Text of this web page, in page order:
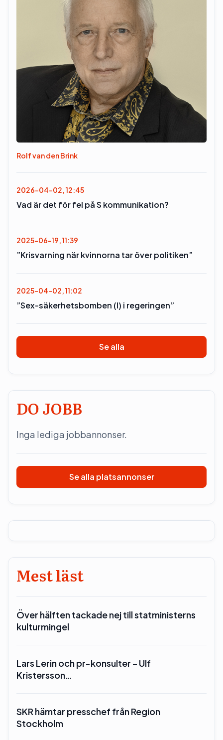
Rolf van den Brink
2026-04-02, 12:45
Vad är det för fel på S kommunikation?
2025-06-19, 11:39
”Krisvarning när kvinnorna tar över politiken”
2025-04-02, 11:02
”Sex-säkerhetsbomben (l) i regeringen”
Se alla
DO JOBB
Inga lediga jobbannonser.
Se alla platsannonser
Mest läst
Över hälften tackade nej till statministerns
kulturmingel
Lars Lerin och pr-konsulter – Ulf
Kristersson…
SKR hämtar presschef från Region
Stockholm